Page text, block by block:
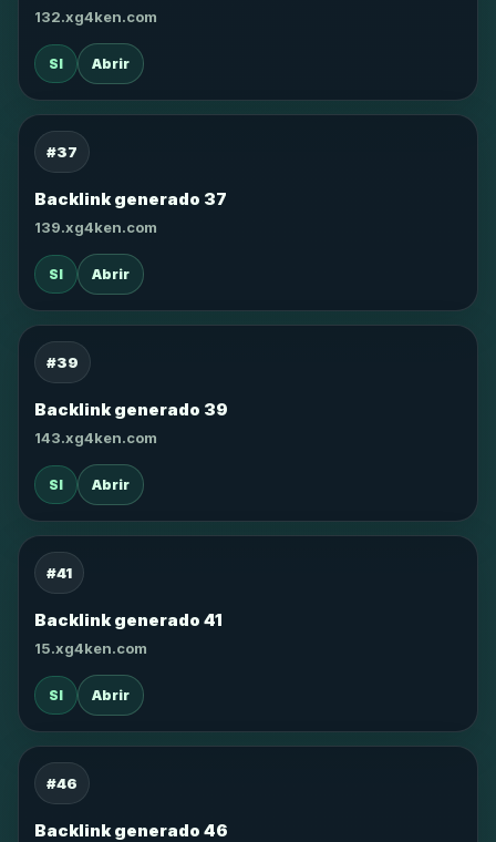
132.xg4ken.com
SI Abrir
#37
Backlink generado 37
139.xg4ken.com
SI Abrir
#39
Backlink generado 39
143.xg4ken.com
SI Abrir
#41
Backlink generado 41
15.xg4ken.com
SI Abrir
#46
Backlink generado 46